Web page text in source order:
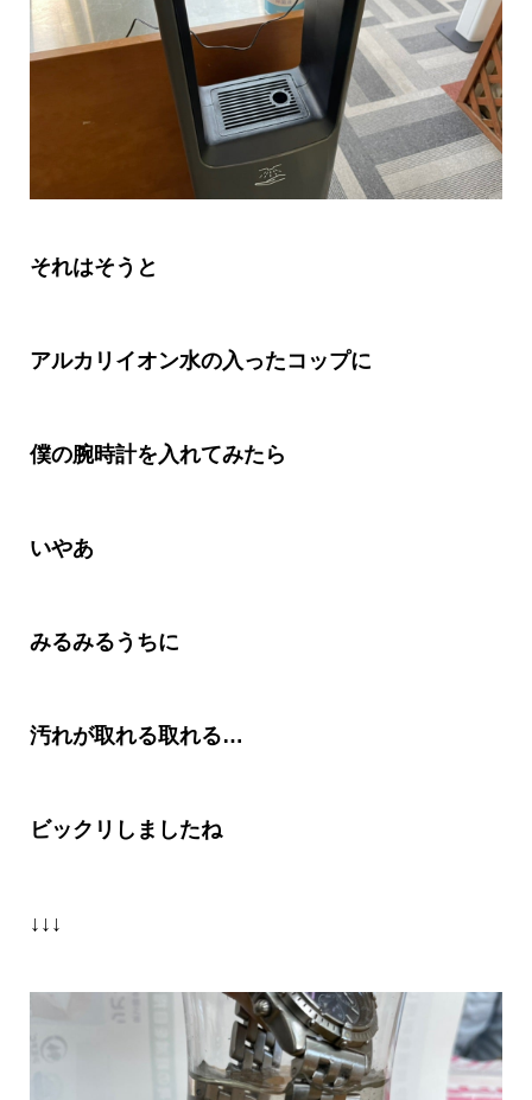
それはそうと
アルカリイオン水の入ったコップに
僕の腕時計を入れてみたら
いやあ
みるみるうちに
汚れが取れる取れる…
ビックリしましたね
↓↓↓